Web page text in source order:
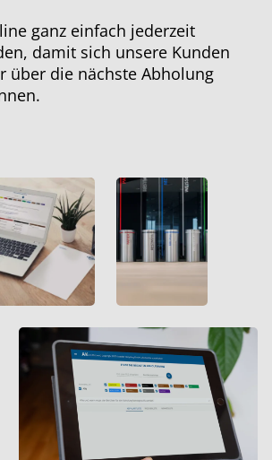
ganz einfach jederzeit
damit sich unsere Kunden
über die nächste Abholung